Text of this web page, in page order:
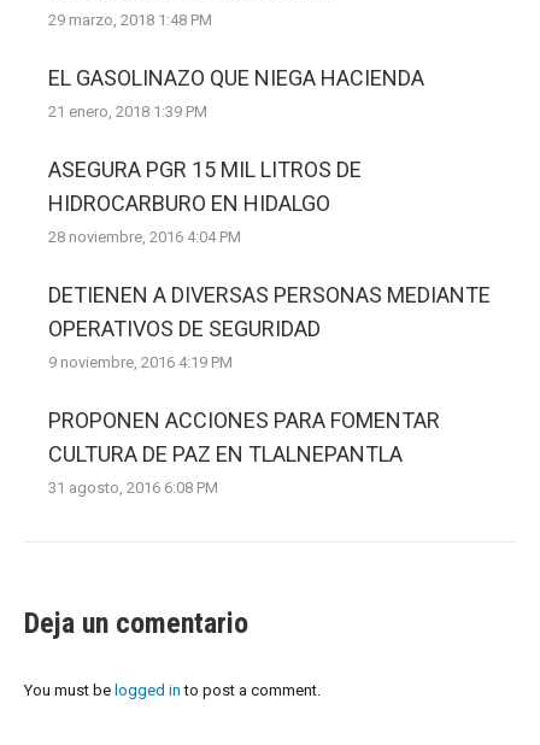
29 marzo, 2018 1:48 PM
EL GASOLINAZO QUE NIEGA HACIENDA
21 enero, 2018 1:39 PM
ASEGURA PGR 15 MIL LITROS DE
HIDROCARBURO EN HIDALGO
28 noviembre, 2016 4:04 PM
DETIENEN A DIVERSAS PERSONAS MEDIANTE
OPERATIVOS DE SEGURIDAD
9 noviembre, 2016 4:19 PM
PROPONEN ACCIONES PARA FOMENTAR
CULTURA DE PAZ EN TLALNEPANTLA
31 agosto, 2016 6:08 PM
Deja un comentario
You must be logged in to post a comment.